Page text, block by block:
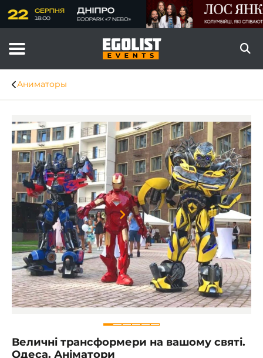
Аниматоры
Item
1
of
6
Величні трансформери на вашому святі.
Одеса. Аніматори